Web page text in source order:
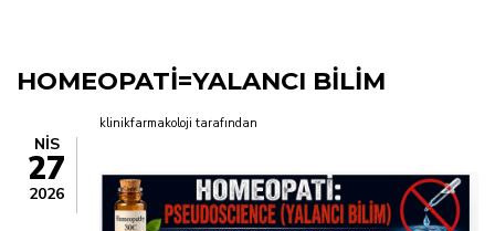
yolu
HOMEOPATİ=YALANCI BİLİM
NIS
27
2026
klinikfarmakoloji tarafından